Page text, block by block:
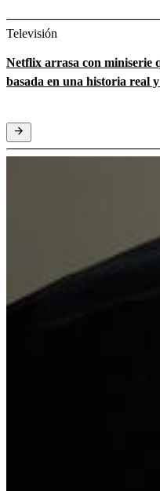
Televisión
Netflix arrasa con miniserie
basada en una historia real